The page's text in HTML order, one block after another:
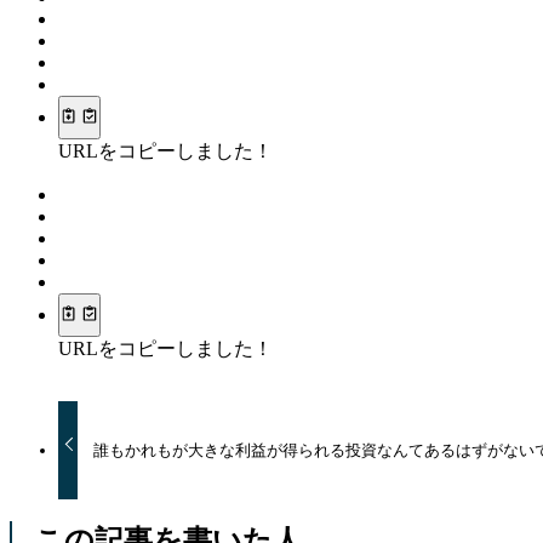
URLをコピーしました！
URLをコピーしました！
誰もかれもが大きな利益が得られる投資なんてあるはずがな